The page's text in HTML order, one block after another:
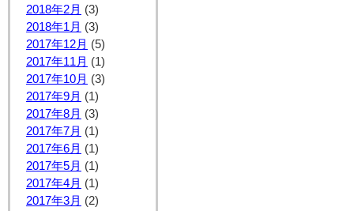
2018年2月 (3)
2018年1月 (3)
2017年12月 (5)
2017年11月 (1)
2017年10月 (3)
2017年9月 (1)
2017年8月 (3)
2017年7月 (1)
2017年6月 (1)
2017年5月 (1)
2017年4月 (1)
2017年3月 (2)